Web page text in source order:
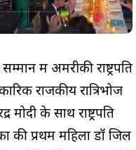
में अमरीकी राष्ट्रपति
राजकीय रात्रिभोज
मोदी के साथ राष्ट्रपति
की प्रथम महिला डॉ जिल